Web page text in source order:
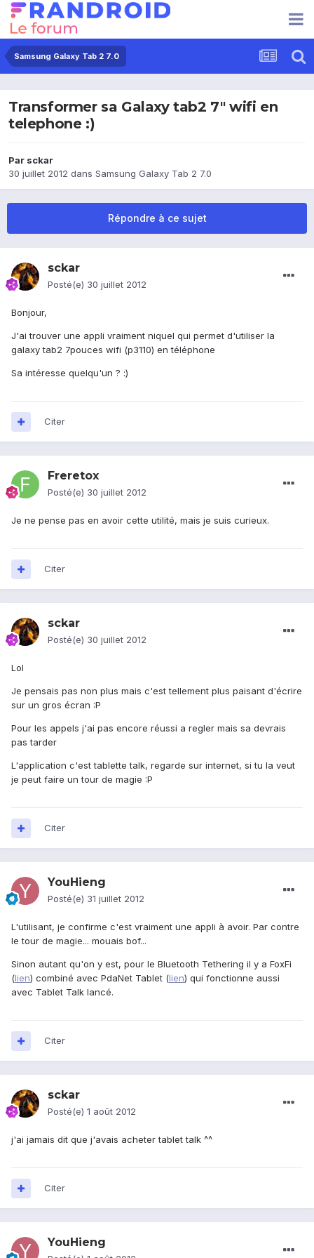
Samsung Galaxy Tab 2 7.0
Transformer sa Galaxy tab2 7" wifi en
telephone :)
Par sckar
30 juillet 2012 dans Samsung Galaxy Tab 2 7.0
Répondre à ce sujet
sckar
Posté(e) 30 juillet 2012
Bonjour,
J'ai trouver une appli vraiment niquel qui permet d'utiliser la
galaxy tab2 7pouces wifi (p3110) en téléphone
Sa intéresse quelqu'un ? :)
Citer
Freretox
Posté(e) 30 juillet 2012
Je ne pense pas en avoir cette utilité, mais je suis curieux.
Citer
sckar
Posté(e) 30 juillet 2012
Lol
Je pensais pas non plus mais c'est tellement plus paisant d'écrire
sur un gros écran :P
Pour les appels j'ai pas encore réussi a regler mais sa devrais
pas tarder
L'application c'est tablette talk, regarde sur internet, si tu la veut
je peut faire un tour de magie :P
Citer
YouHieng
Posté(e) 31 juillet 2012
L'utilisant, je confirme c'est vraiment une appli à avoir. Par contre
le tour de magie... mouais bof...
Sinon autant qu'on y est, pour le Bluetooth Tethering il y a FoxFi
(lien) combiné avec PdaNet Tablet (lien) qui fonctionne aussi
avec Tablet Talk lancé.
Citer
sckar
Posté(e) 1 août 2012
j'ai jamais dit que j'avais acheter tablet talk ^^
Citer
YouHieng